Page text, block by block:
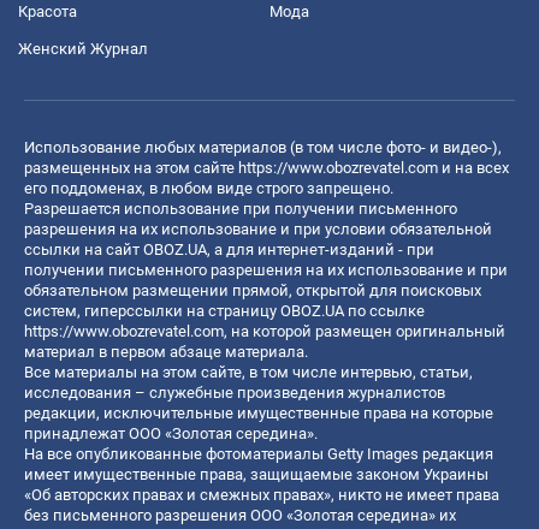
Красота Мода
Женский Журнал
Использование любых материалов (в том числе фото- и видео-),
размещенных на этом сайте https://www.obozrevatel.com и на всех
его поддоменах, в любом виде строго запрещено.
Разрешается использование при получении письменного
разрешения на их использование и при условии обязательной
ссылки на сайт OBOZ.UA, а для интернет-изданий - при
получении письменного разрешения на их использование и при
обязательном размещении прямой, открытой для поисковых
систем, гиперссылки на страницу OBOZ.UA по ссылке
https://www.obozrevatel.com, на которой размещен оригинальный
материал в первом абзаце материала.
Все материалы на этом сайте, в том числе интервью, статьи,
исследования – служебные произведения журналистов
редакции, исключительные имущественные права на которые
принадлежат ООО «Золотая середина».
На все опубликованные фотоматериалы Getty Images редакция
имеет имущественные права, защищаемые законом Украины
«Об авторских правах и смежных правах», никто не имеет права
без письменного разрешения ООО «Золотая середина» их